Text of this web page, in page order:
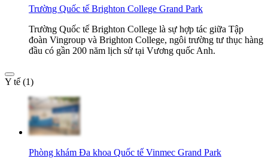
Trường Quốc tế Brighton College Grand Park
Trường Quốc tế Brighton College là sự hợp tác giữa Tập
đoàn Vingroup và Brighton College, ngôi trường tư thục hàng
đầu có gần 200 năm lịch sử tại Vương quốc Anh.
Y tế (1)
Phòng khám Đa khoa Quốc tế Vinmec Grand Park